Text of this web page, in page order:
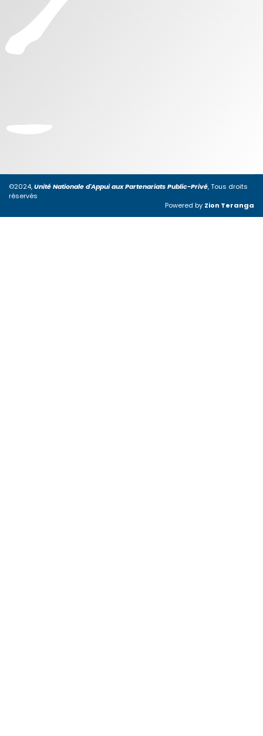
©2024,Unité Nationale d'Appui aux Partenariats Public-Privé, Tous droits
réservés
Powered by Zion Teranga